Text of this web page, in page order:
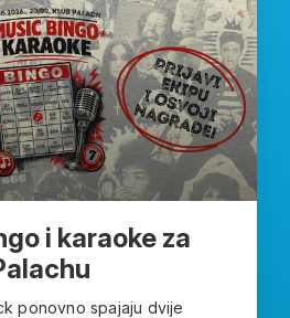
i karaoke za
ponovno spajaju dvije